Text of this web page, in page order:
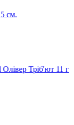
см.
Тріб'ют 11 г